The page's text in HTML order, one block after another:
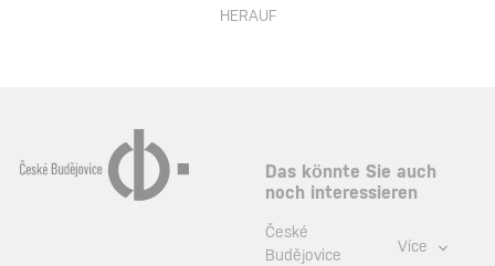
HERAUF
Das könnte Sie auch
noch interessieren
České
Budějovice
Více